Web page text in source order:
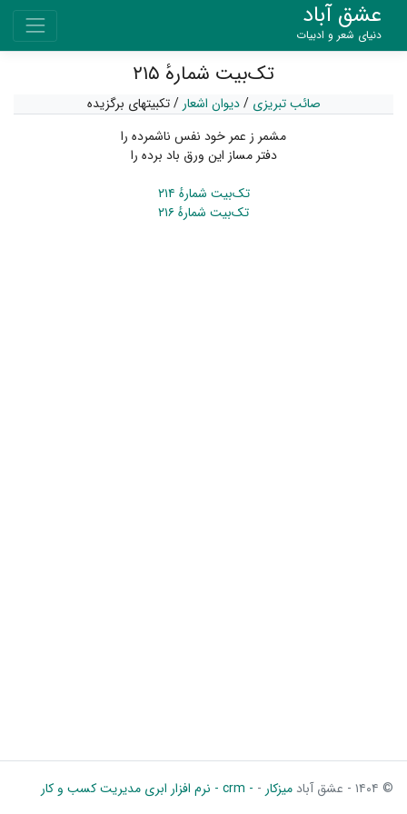
عشق آباد
دنیای شعر و ادبیات
تک‌بیت شمارهٔ ۲۱۵
صائب تبریزی /دیوان اشعار /تکبیتهای برگزیده
مشمر ز عمر خود نفس ناشمرده را
دفتر مساز این ورق باد برده را
تک‌بیت شمارهٔ ۲۱۴
تک‌بیت شمارهٔ ۲۱۶
© ۱۴۰۴ - عشق آباد میزکار - - crm - نرم افزار ابری مدیریت کسب و کار